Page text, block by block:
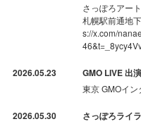
さっぽろアー
札幌駅前通地
s://x.com/
2026.05.23 GMO LIVE 出演
東京 GMOイ
2026.05.30 さっぽろライ